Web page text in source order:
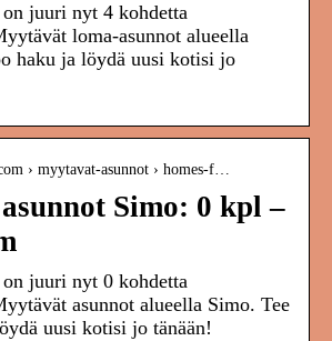
juuri nyt 4 kohdetta
loma-asunnot alueella
haku ja löydä uusi kotisi jo
› myytavat-asunnot › homes-f…
Simo: 0 kpl –
juuri nyt 0 kohdetta
asunnot alueella Simo. Tee
uusi kotisi jo tänään!